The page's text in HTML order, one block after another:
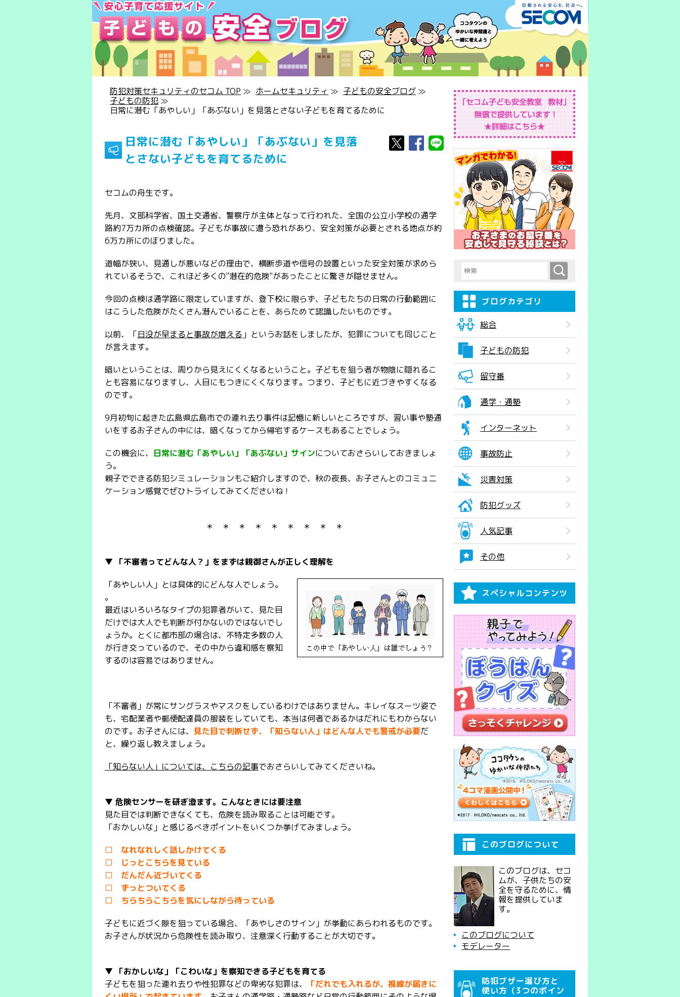
防犯対策セキュリティのセコム TOP ≫ ホームセキュリティ ≫ 子どもの安全ブログ ≫
子どもの防犯 ≫
日常に潜む「あやしい」「あぶない」を見落とさない子どもを育てるために
日常に潜む「あやしい」「あぶない」を見落
とさない子どもを育てるために
セコムの舟生です。
先月、文部科学省、国土交通省、警察庁が主体となって行われた、全国の公立小学校の通学
路約7万カ所の点検確認。子どもが事故に遭う恐れがあり、安全対策が必要とされる地点が約
6万カ所にのぼりました。
道幅が狭い、見通しが悪いなどの理由で、横断歩道や信号の設置といった安全対策が求めら
れているそうで、これほど多くの"潜在的危険"があったことに驚きが隠せません。
今回の点検は通学路に限定していますが、登下校に限らず、子どもたちの日常の行動範囲に
はこうした危険がたくさん潜んでいることを、あらためて認識したいものです。
以前、「日没が早まると事故が増える 」というお話をしましたが、犯罪についても同じこと
が言えます。
暗いということは、周りから見えにくくなるということ。子どもを狙う者が物陰に隠れるこ
とも容易になりますし、人目にもつきにくくなります。つまり、子どもに近づきやすくなる
のです。
9月初旬に起きた広島県広島市での連れ去り事件は記憶に新しいところですが、習い事や塾通
いをするお子さんの中には、暗くなってから帰宅するケースもあることでしょう。
この機会に、 日常に潜む「あやしい」「あぶない」サインについておさらいしておきましょ
う。
親子でできる防犯シミュレーションもご紹介しますので、秋の夜長、お子さんとのコミュニ
ケーション感覚でぜひトライしてみてくださいね！
＊ ＊ ＊ ＊ ＊ ＊ ＊ ＊ ＊
▼ 「不審者ってどんな人？」をまずは親御さんが正しく理解を
「あやしい人」とは具体的にどんな人でしょう。
。
最近はいろいろなタイプの犯罪者がいて、見た目
だけでは大人でも判断が付かないのではないでし
ょうか。とくに都市部の場合は、不特定多数の人
が行き交っているので、その中から違和感を察知
するのは容易ではありません。
「不審者」が常にサングラスやマスクをしているわけではありません。キレイなスーツ姿で
も、宅配業者や郵便配達員の服装をしていても、本当は何者であるかはだれにもわからない
のです。お子さんには、 見た目で判断せず、「知らない人」はどんな人でも警戒が必要だ
と、繰り返し教えましょう。
「知らない人」については、こちらの記事でおさらいしてみてくださいね。
▼ 危険センサーを研ぎ澄ます。こんなときには要注意
見た目では判断できなくても、危険を読み取ることは可能です。
「おかしいな」と感じるべきポイントをいくつか挙げてみましょう。
□ なれなれしく話しかけてくる
□ じっとこちらを見ている
□ だんだん近づいてくる
□ ずっとついてくる
□ ちらちらこちらを気にしながら待っている
子どもに近づく隙を狙っている場合、「あやしさのサイン」が挙動にあらわれるものです。
お子さんが状況から危険性を読み取り、注意深く行動することが大切です。
▼ 「おかしいな」「こわいな」を察知できる子どもを育てる
子どもを狙った連れ去りや性犯罪などの卑劣な犯罪は、
「だれでも入れるが、視線が届きに
検索キーワード入力 検索
ブログカテゴリ
総合
子どもの防犯
留守番
通学・通塾
インターネット
事故防止
災害対策
防犯グッズ
人気記事
その他
スペシャルコンテンツ
このブログについて
このブログは、セコ
ムが、子供たちの安
全を守るために、情
報を提供していま
す。
このブログについて
モデレーター
防犯ブザー選び方と
使い方（3つのポイン